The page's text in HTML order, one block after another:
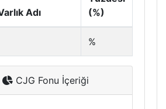
Adı
(%)
%
CJG Fonu İçeriği